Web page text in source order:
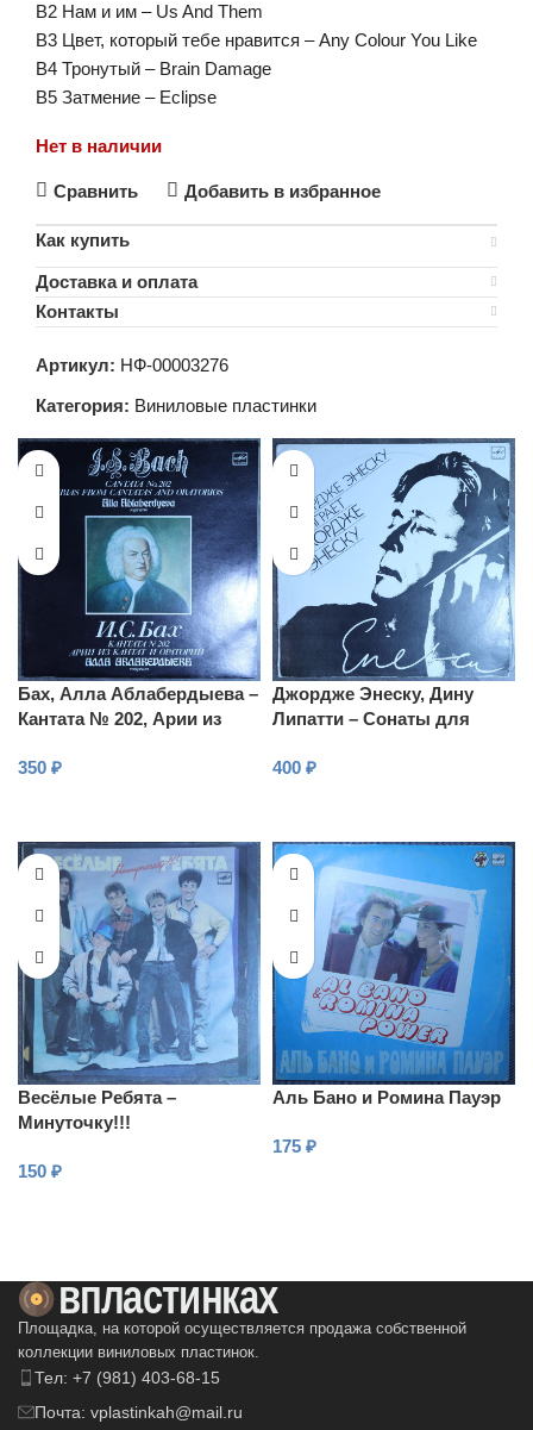
B2 Нам и им – Us And Them
B3 Цвет, который тебе нравится – Any Colour You Like
B4 Тронутый – Brain Damage
B5 Затмение – Eclipse
Нет в наличии
Сравнить Добавить в избранное
Как купить
Доставка и оплата
Контакты
Артикул: НФ-00003276
Категория: Виниловые пластинки
Бах, Алла Аблабердыева –
Кантата № 202, Арии из
350 ₽
Джордже Энеску, Дину
Липатти – Сонаты для
400 ₽
Весёлые Ребята –
Минуточку!!!
150 ₽
Аль Бано и Ромина Пауэр
175 ₽
Площадка, на которой осуществляется продажа собственной
коллекции виниловых пластинок.
Тел: +7 (981) 403-68-15
Почта: vplastinkah@mail.ru